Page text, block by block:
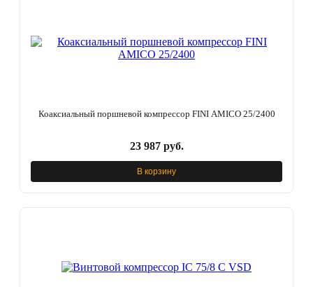
Коаксиальный поршневой компрессор FINI AMICO 25/2400
23 987 руб.
В корзину